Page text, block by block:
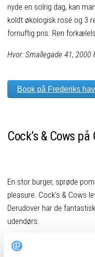
nyde en solrig dag, kan
koldt økologisk rosé og 3
fornuftig pris. Ren
Hvor: Smallegade 41, 2000
Book på Frederiks
Cock’s & Cows
En stor burger, sprøde
pleasure. Cock’s & Cows
Derudover har de
udendørs.
Skal man spise før en